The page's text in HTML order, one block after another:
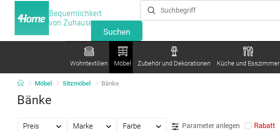
Bequemlichkeit
von Zuhause
Wohntextilien Möbel Zubehör und Dekorationen Küche und Esszimmer
Möbel Sitzmöbel Bänke
Bänke
Preis Marke Farbe Parameter anlegen Rabatt